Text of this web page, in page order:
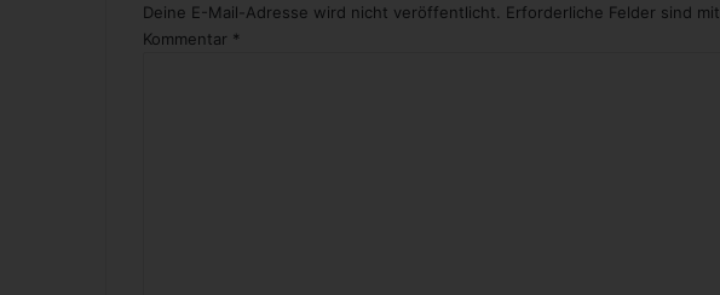
W
M
Deine E-Mail-Adresse wird nicht veröffentlicht. Erforderliche Felder sind mit
Kommentar *